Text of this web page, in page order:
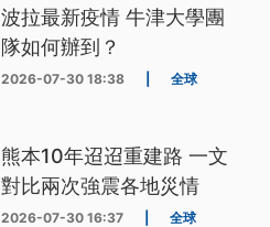
波拉最新疫情 牛津大學團
隊如何辦到？
2026-07-30 18:38 全球
熊本10年迢迢重建路 一文
對比兩次強震各地災情
2026-07-30 16:37 全球